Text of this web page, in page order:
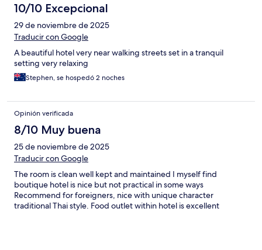
10/10 Excepcional
29 de noviembre de 2025
Traducir con Google
A beautiful hotel very near walking streets set in a tranquil
setting very relaxing
Stephen, se hospedó 2 noches
Opinión verificada
8/10 Muy buena
25 de noviembre de 2025
Traducir con Google
The room is clean well kept and maintained I myself find
boutique hotel is nice but not practical in some ways
Recommend for foreigners, nice with unique character
traditional Thai style. Food outlet within hotel is excellent